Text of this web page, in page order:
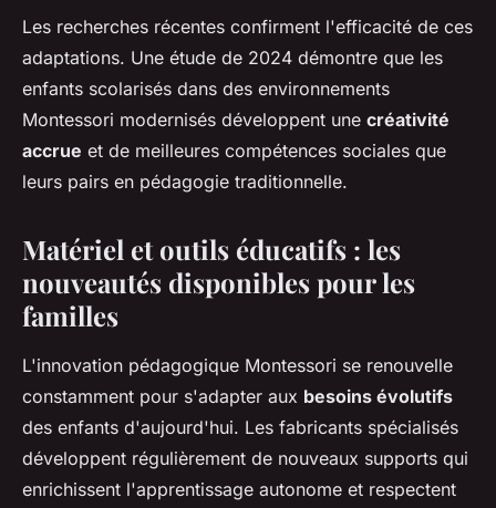
Les recherches récentes confirment l'efficacité de ces
adaptations. Une étude de 2024 démontre que les
enfants scolarisés dans des environnements
Montessori modernisés développent une créativité
accrue et de meilleures compétences sociales que
leurs pairs en pédagogie traditionnelle.
Matériel et outils éducatifs : les
nouveautés disponibles pour les
familles
L'innovation pédagogique Montessori se renouvelle
constamment pour s'adapter aux besoins évolutifs
des enfants d'aujourd'hui. Les fabricants spécialisés
développent régulièrement de nouveaux supports qui
enrichissent l'apprentissage autonome et respectent